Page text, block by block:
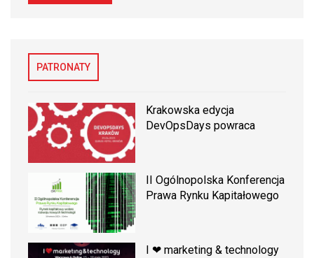
PATRONATY
Krakowska edycja
DevOpsDays powraca
II Ogólnopolska Konferencja
Prawa Rynku Kapitałowego
I ❤ marketing & technology